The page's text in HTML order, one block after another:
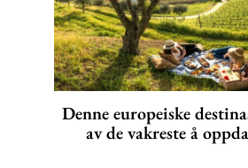
Denne europeiske
av de vakreste å